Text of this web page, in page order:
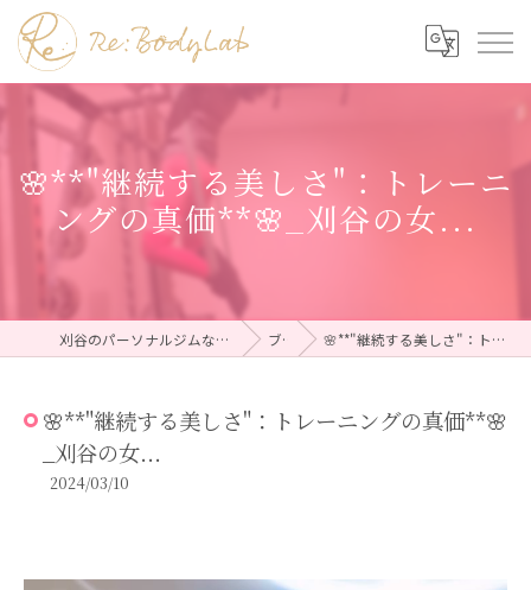
🌸**"継続する美しさ"：トレーニ
ングの真価**🌸_刈谷の女...
刈谷のパーソナルジムならRe:BodyLab（リボディラボ） ブログ 🌸**"継続する美しさ"：トレーニングの真価**🌸_刈谷の女...
🌸**"継続する美しさ"：トレーニングの真価**🌸
_刈谷の女...
2024/03/10